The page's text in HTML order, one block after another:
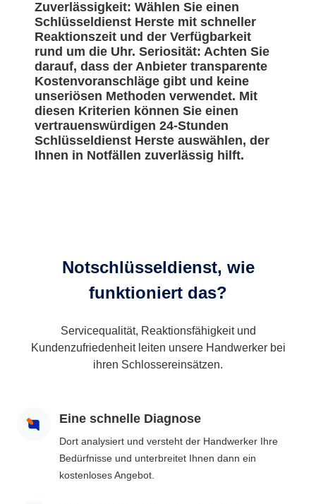
Zuverlässigkeit: Wählen Sie einen
Schlüsseldienst Herste mit schneller
Reaktionszeit und der Verfügbarkeit
rund um die Uhr. Seriosität: Achten Sie
darauf, dass der Anbieter transparente
Kostenvoranschläge gibt und keine
unseriösen Methoden verwendet. Mit
diesen Kriterien können Sie einen
vertrauenswürdigen 24-Stunden
Schlüsseldienst Herste auswählen, der
Ihnen in Notfällen zuverlässig hilft.
Notschlüsseldienst, wie
funktioniert das?
Servicequalität, Reaktionsfähigkeit und
Kundenzufriedenheit leiten unsere Handwerker bei
ihren Schlossereinsätzen.
Eine schnelle Diagnose
Dort analysiert und versteht der Handwerker Ihre
Bedürfnisse und unterbreitet Ihnen dann ein
kostenloses Angebot.